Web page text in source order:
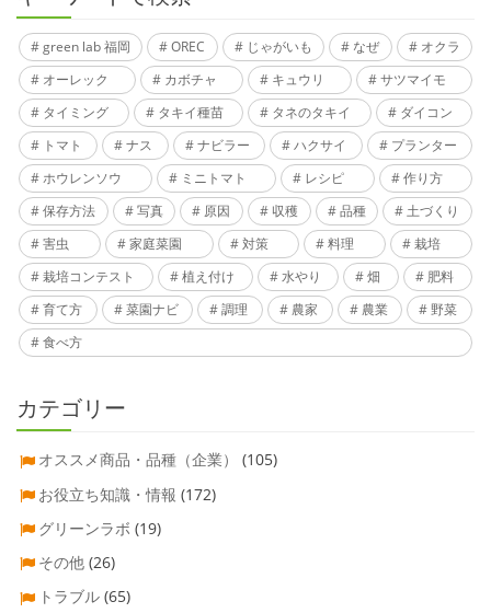
green lab 福岡 OREC じゃがいも なぜ
オクラ
オーレック
カボチャ キュウリ
サツマイモ
タイミング
タキイ種苗 タネのタキイ
ダイコン
トマト
ナス ナビラー ハクサイ
プランター
ホウレンソウ
ミニトマト レシピ
作り方
保存方法
写真 原因 収穫 品種
土づくり
害虫
家庭菜園 対策 料理
栽培
栽培コンテスト
植え付け 水やり 畑
肥料
育て方
菜園ナビ 調理 農家 農業
野菜
食べ方
カテゴリー
オススメ商品・品種（企業）
(105)
お役立ち知識・情報 (172)
グリーンラボ (19)
その他 (26)
トラブル (65)